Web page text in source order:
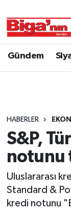
Gündem
HABERLER
S&P,
notunu
Uluslararası
Standard &
kredi notunu
Asayiş
Belediye
Dünya
Ekonomi
Çanakkale
Tüm
Son